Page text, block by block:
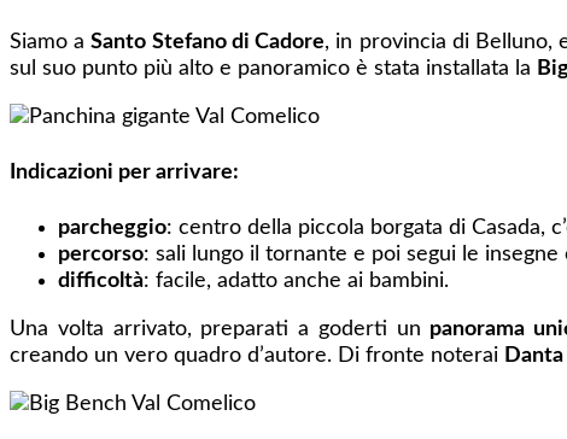
Siamo aSanto Stefano di Cadore, in provincia di Belluno,
sul suo punto più alto e panoramico è stata installata la
Indicazioni per arrivare:
parcheggio: centro della piccola borgata di Casada,
percorso: sali lungo il tornante e poi segui le
difficoltà: facile, adatto anche ai bambini.
Una volta arrivato, preparati a goderti un panorama
creando un vero quadro d’autore. Di fronte noterai